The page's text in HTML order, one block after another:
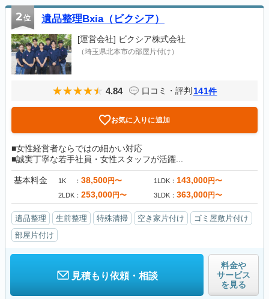
2位 遺品整理Bxia（ビクシア）
[運営会社] ビクシア株式会社
（埼玉県北本市の部屋片付け）
4.84 口コミ・評判 141件
お気に入りに追加
■女性経営者ならではの細かい対応
■誠実丁寧な若手社員・女性スタッフが活躍...
基本料金 1K 38,500円〜 1LDK 143,000円〜
2LDK 253,000円〜 3LDK 363,000円〜
遺品整理 生前整理 特殊清掃 空き家片付け
ゴミ屋敷片付け
部屋片付け
見積もり依頼・相談
料金や
サービス
を見る